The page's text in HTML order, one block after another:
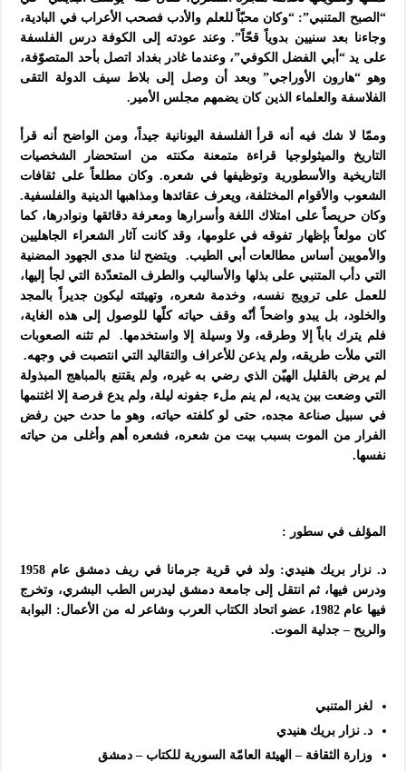
“الصبح المتنبي”: “وكان محبّاً للعلم والأدب فصحب الأعراب في البادية،
وجاءنا بعد سنيين بدوياً قحّاً”. وعند عودته إلى الكوفة درس الفلسفة
على يد “أبي الفضل الكوفي”، وعندما غادر بغداد اتصل بأحد المتصوّفة،
وهو “هارون الأوراجي” وبعد أن وصل إلى بلاط سيف الدولة التقى
الفلاسفة والعلماء الذين كان يضمهم مجلس الأمير.
وممّا لا شك فيه أنه قرأ الفلسفة اليونانية جيداً، ومن الواضح أنه قرأ
التاريخ والميثولوجيا قراءة متمعنة مكنته من استحضار الشخصيات
التاريخية والأسطورية وتوظيفها في شعره. وكان مطلعاً على ثقافات
الشعوب والأقوام المختلفة، ويعرف عقائدها ومذاهبها الدينية والفلسفية.
وكان حريصاً على امتلاك اللغة وأسرارها ومعرفة دقائقها ونوادرها، كما
كان مولعاً بإظهار تفوقه في علومها، وقد كانت آثار الشعراء الجاهليين
والأمويين أساس مطالعات أبي الطيب. ويتضح لنا مدى الجهود المضنية
التي دأب المتنبي على بذلها والأساليب والطرف المتعدّدة التي لجأ إليها،
للعمل على ترويج نفسه، وخدمة شعره، وتهيئته ليكون جديراً بالمجد
والخلود، بل يبدو واضحاً أنّه وقف حياته كلّها للوصول إلى هذه الغاية،
فلم يترك باباً إلا وطرقه، ولا وسيلة إلا واستخدمها. لم تثنه الصعوبات
التي ملأت طريقه، ولم يذعن للأعراف والتقاليد التي انتصبت في وجهه.
لم يرض بالقليل الهيّن الذي رضي به غيره، ولم يقتنع بالمباهج المبذولة
التي وضعت بين يديه، لم ينم ملء جفونه ليلة، ولم يدع فرصة إلا اغتنمها
في سبيل صناعة مجده، حتى لو كلفته حياته، وهو ما حدث حين رفض
الفرار من الموت بسبب بيت من شعره، فشعره أهم وأغلى من حياته
نفسها.
المؤلف في سطور :
د. نزار بريك هنيدي: ولد في قرية جرمانا في ريف دمشق عام 1958
ودرس فيها، ثم انتقل إلى جامعة دمشق ليدرس الطب البشري، وتخرج
فيها عام1982، عضو اتحاد الكتاب العرب وشاعر له من الأعمال: البوابة
والريح – جدلية الموت.
لغز المتنبي
د. نزار بريك هنيدي
وزارة الثقافة – الهيئة العامّة السورية للكتاب – دمشق